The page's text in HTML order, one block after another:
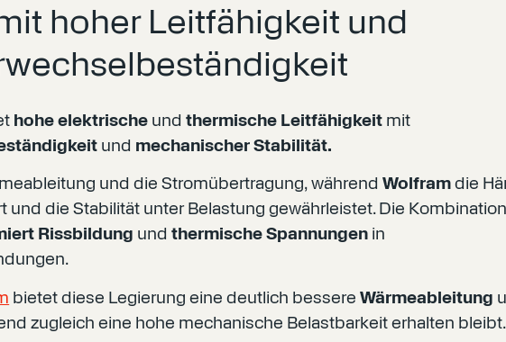
hoher Leitfähigkeit und
hohe elektrische undthermische Leitfähigkeit mit
und mechanischer Stabilität.
und die Stromübertragung, währendWolframdie
und die Stabilität unter Belastung gewährleistet. Die Kombination
Rissbildung undthermische Spannungen in
bietet diese Legierung eine deutlich bessereWärmeableitung
zugleich eine hohe mechanische Belastbarkeit erhalten bleibt.